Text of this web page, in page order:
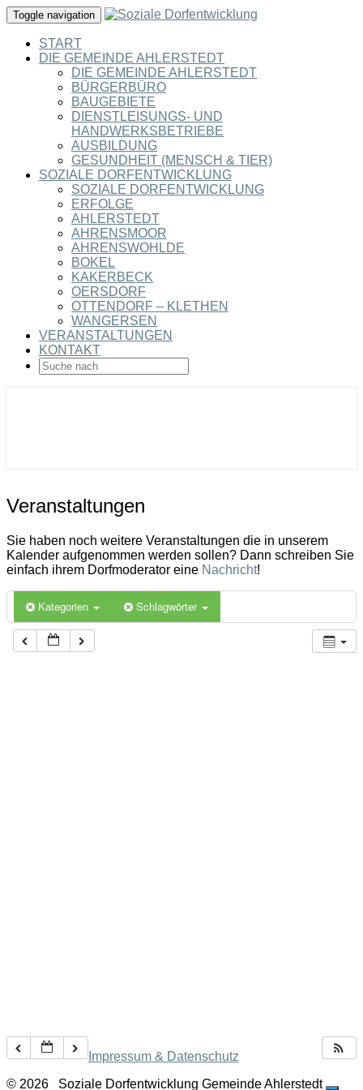
Toggle navigation
START
DIE GEMEINDE AHLERSTEDT
DIE GEMEINDE AHLERSTEDT
BÜRGERBÜRO
BAUGEBIETE
DIENSTLEISUNGS- UND
HANDWERKSBETRIEBE
AUSBILDUNG
GESUNDHEIT (MENSCH & TIER)
SOZIALE DORFENTWICKLUNG
SOZIALE DORFENTWICKLUNG
ERFOLGE
AHLERSTEDT
AHRENSMOOR
AHRENSWOHLDE
BOKEL
KAKERBECK
OERSDORF
OTTENDORF – KLETHEN
WANGERSEN
VERANSTALTUNGEN
KONTAKT
SEARCH
ICON
Veranstaltungen
Veranstaltungen
Sie haben noch weitere Veranstaltungen die in unserem
Kalender aufgenommen werden sollen? Dann schreiben Sie
einfach ihrem Dorfmoderator eine Nachricht!
Kategorien Schlagwörter
Impressum & Datenschutz
© 2026
Soziale Dorfentwicklung Gemeinde Ahlerstedt